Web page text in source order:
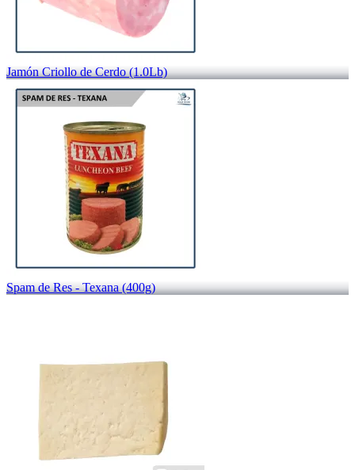
Jamón Criollo de Cerdo (1.0Lb)
Spam de Res - Texana (400g)